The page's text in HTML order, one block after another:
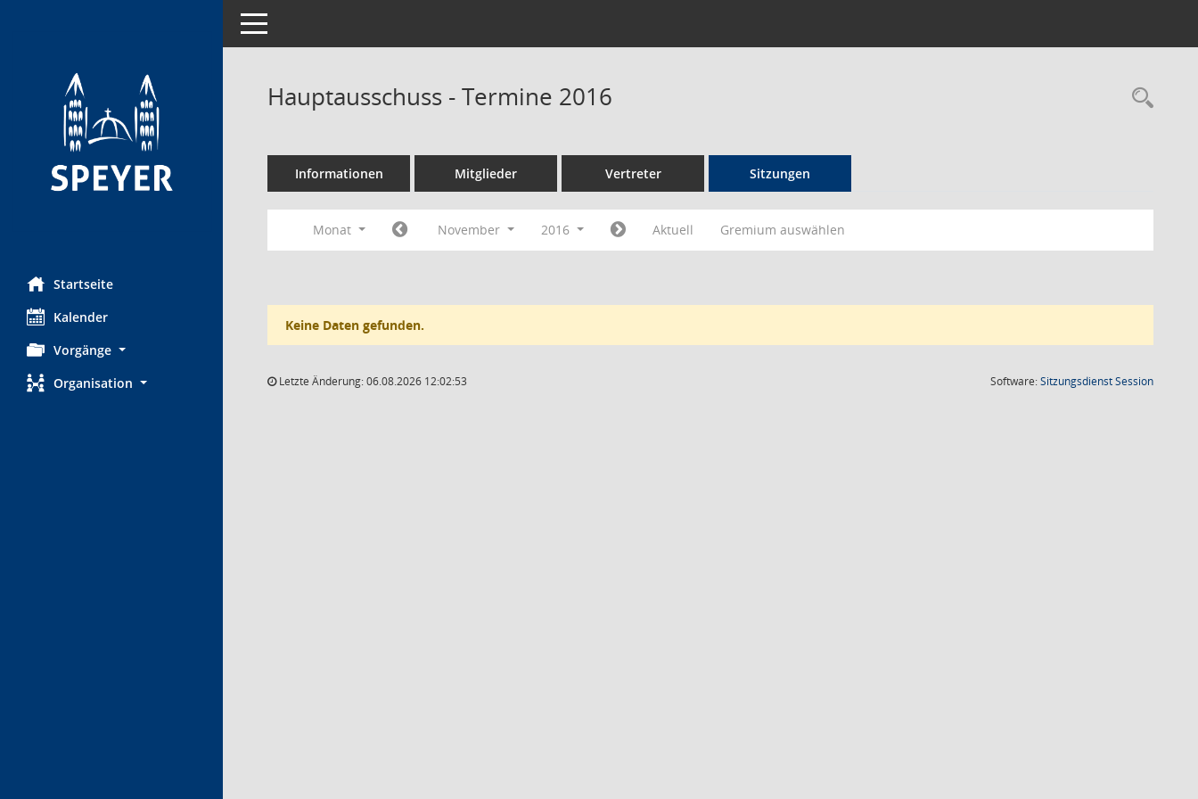
Startseite
Kalender
Vorgänge
Organisation
Toggle navigation
Hauptausschuss - Termine 2016
Informationen Mitglieder Vertreter Sitzungen
Monat November 2016 Aktuell Gremium auswählen
Keine Daten gefunden.
Letzte Änderung: 06.08.2026 12:02:53 Software:SitzungsdienstSession(Wird in